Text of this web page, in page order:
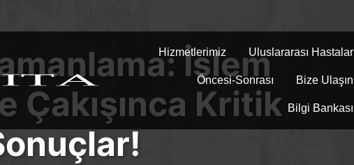
Hizmetlerimiz Uluslararası Hastalar
Öncesi-Sonrası Bize Ulaşın
Bilgi Bankası
İşlem
Çakışınca Kritik